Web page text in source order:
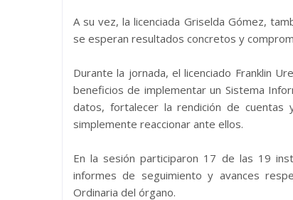
A su vez, la licenciada Griselda Gómez,
se esperan resultados concretos y
Durante la jornada, el licenciado Franklin
beneficios de implementar un Sistema
datos, fortalecer la rendición de cuentas
simplemente reaccionar ante ellos.
En la sesión participaron 17 de las 19
informes de seguimiento y avances
Ordinaria del órgano.